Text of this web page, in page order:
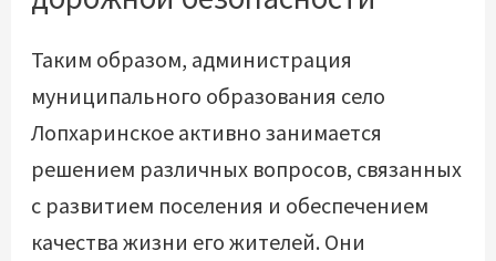
Таким образом, администрация
муниципального образования село
Лопхаринское активно занимается
решением различных вопросов, связанных
с развитием поселения и обеспечением
качества жизни его жителей. Они